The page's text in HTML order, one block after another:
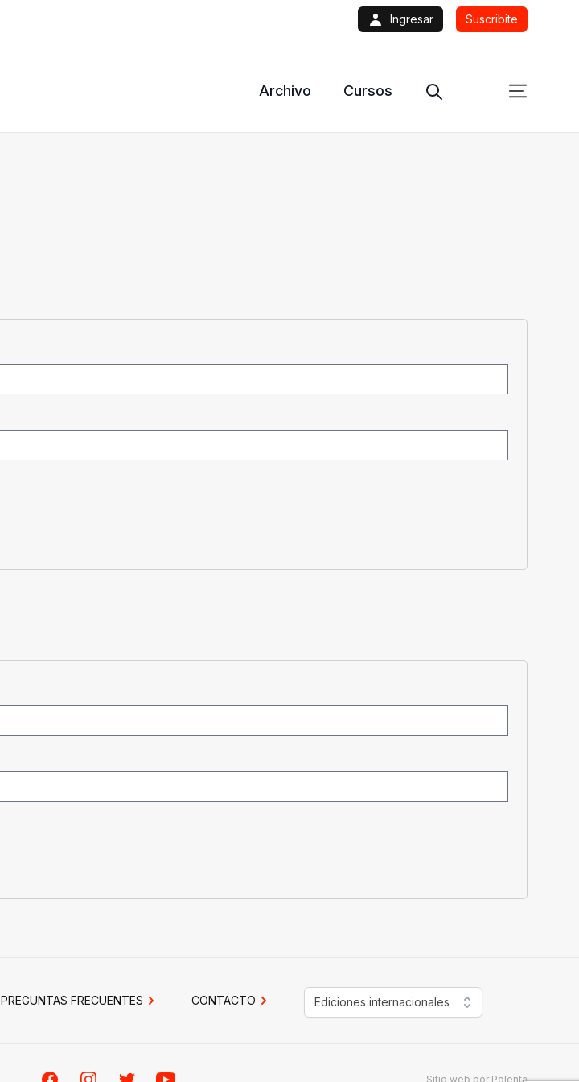
Ingresar Suscribite
Archivo Cursos
PREGUNTAS FRECUENTES CONTACTO Ediciones internacionales
Sitio web por Polenta